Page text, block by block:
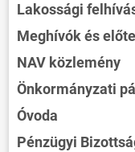
Lakossági
Meghívók és
NAV közlemény
Önkormányzati
Óvoda
Pénzügyi